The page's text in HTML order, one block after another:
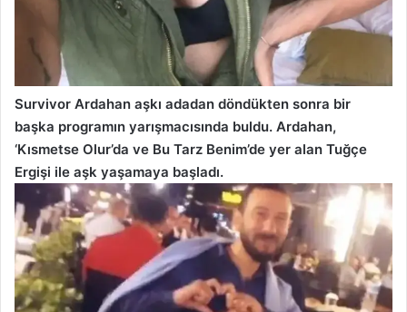
Survivor Ardahan aşkı adadan döndükten sonra bir
başka programın yarışmacısında buldu. Ardahan,
‘Kısmetse Olur’da ve Bu Tarz Benim’de yer alan Tuğçe
Ergişi ile aşk yaşamaya başladı.